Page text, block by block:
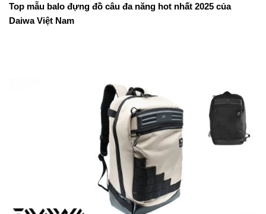
Top mẫu balo đựng đồ câu đa năng hot nhất 2025 của
Daiwa Việt Nam